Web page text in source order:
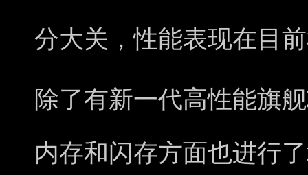
分大关，性能表现在目
除了有新一代高性能旗
内存和闪存方面也进行